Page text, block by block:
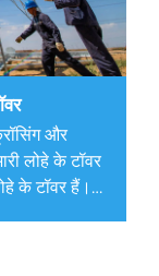
और
लोहे के टॉवर
के टॉवर हैं।